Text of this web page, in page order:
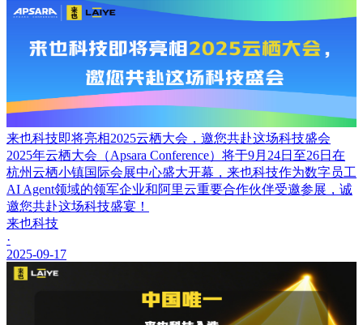
来也科技即将亮相2025云栖大会，邀您共赴这场科技盛会
2025年云栖大会（Apsara Conference）将于9月24日至26日在
杭州云栖小镇国际会展中心盛大开幕，来也科技作为数字员工
AI Agent领域的领军企业和阿里云重要合作伙伴受邀参展，诚
邀您共赴这场科技盛宴！
来也科技
·
2025-09-17